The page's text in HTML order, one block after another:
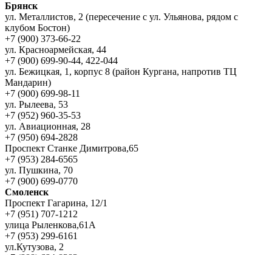
Брянск
ул. Металлистов, 2 (пересечение с ул. Ульянова, рядом с
клубом Бостон)
+7 (900) 373-66-22
ул. Красноармейская, 44
+7 (900) 699-90-44, 422-044
ул. Бежицкая, 1, корпус 8 (район Кургана, напротив ТЦ
Мандарин)
+7 (900) 699-98-11
ул. Рылеева, 53
+7 (952) 960-35-53
ул. Авиационная, 28
+7 (950) 694-2828
Проспект Станке Димитрова,65
+7 (953) 284-6565
ул. Пушкина, 70
+7 (900) 699-0770
Смоленск
Проспект Гагарина, 12/1
+7 (951) 707-1212
улица Рыленкова,61А
+7 (953) 299-6161
ул.Кутузова, 2